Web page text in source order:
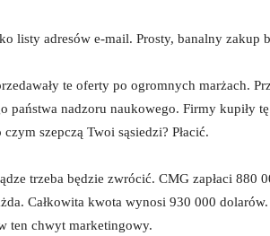
listy adresów e-mail. Prosty, banalny zakup
te oferty po ogromnych marżach.
państwa nadzoru naukowego. Firmy kupiły
szepczą Twoi sąsiedzi? Płacić.
trzeba będzie zwrócić. CMG zapłaci 880
Całkowita kwota wynosi 930 000
ten chwyt marketingowy.